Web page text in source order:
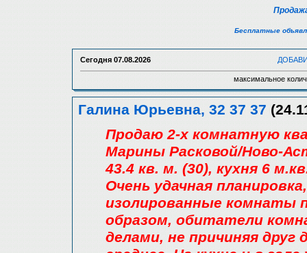
Бесплатные
Сегодня 07.08.2026
максимальное
Галина Юрьевна, 32 37 37
Продаю 2-х комнатную
Марины Расковой/Ново-
43.4 кв. м. (30), кухня 6
Очень удачная
изолированные комнаты
образом, обитатели
делами, не причиняя